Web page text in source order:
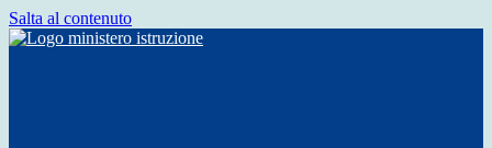
Salta al contenuto